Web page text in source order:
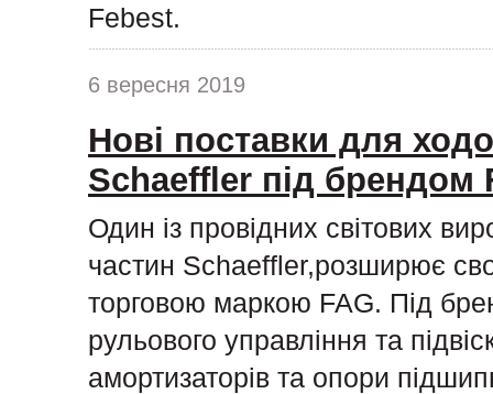
Febest.
6 вересня 2019
Нові поставки для
Schaeffler під брендом
Один із провідних світових
частин Schaeffler,розширює
торговою маркою FAG. Під
рульового управління та
амортизаторів та опори